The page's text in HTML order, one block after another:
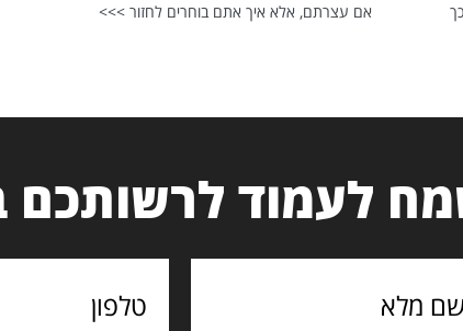
אם עצרתם, אלא איך אתם בוחרים לחזור >>>
לעמוד לרשותכם